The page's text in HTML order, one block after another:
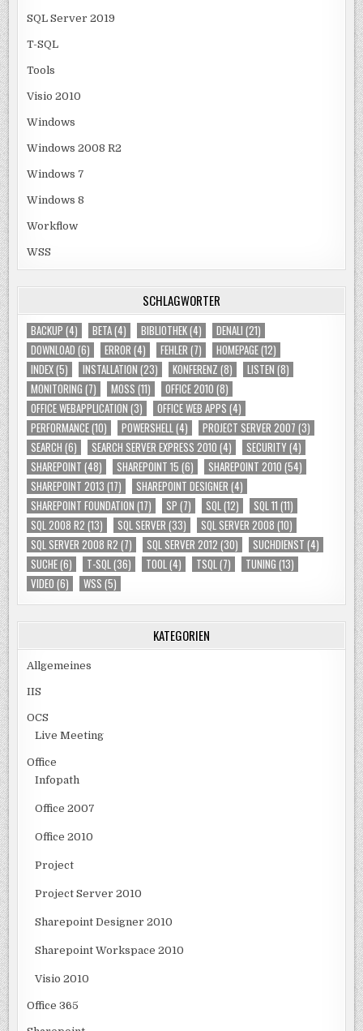
SQL Server 2019
T-SQL
Tools
Visio 2010
Windows
Windows 2008 R2
Windows 7
Windows 8
Workflow
WSS
SCHLAGWÖRTER
BACKUP (4) BETA(4) BIBLIOTHEK(4) DENALI (21)
DOWNLOAD (6) ERROR (4) FEHLER (7) HOMEPAGE(12)
INDEX(5) INSTALLATION (23) KONFERENZ (8) LISTEN (8)
MONITORING (7) MOSS (11) OFFICE 2010 (8)
OFFICE WEBAPPLICATION (3) OFFICE WEB APPS (4)
PERFORMANCE(10) POWERSHELL(4) PROJECT SERVER 2007 (3)
SEARCH (6) SEARCH SERVER EXPRESS 2010 (4) SECURITY(4)
SHAREPOINT (48) SHAREPOINT 15 (6) SHAREPOINT 2010 (54)
SHAREPOINT 2013 (17) SHAREPOINT DESIGNER (4)
SHAREPOINT FOUNDATION (17) SP (7) SQL(12) SQL 11 (11)
SQL 2008 R2 (13) SQL SERVER (33) SQL SERVER 2008 (10)
SQL SERVER 2008 R2 (7) SQL SERVER 2012 (30) SUCHDIENST (4)
SUCHE(6) T-SQL(36) TOOL(4) TSQL(7) TUNING (13)
VIDEO (6) WSS (5)
KATEGORIEN
Allgemeines
IIS
OCS
Live Meeting
Office
Infopath
Office 2007
Office 2010
Project
Project Server 2010
Sharepoint Designer 2010
Sharepoint Workspace 2010
Visio 2010
Office 365